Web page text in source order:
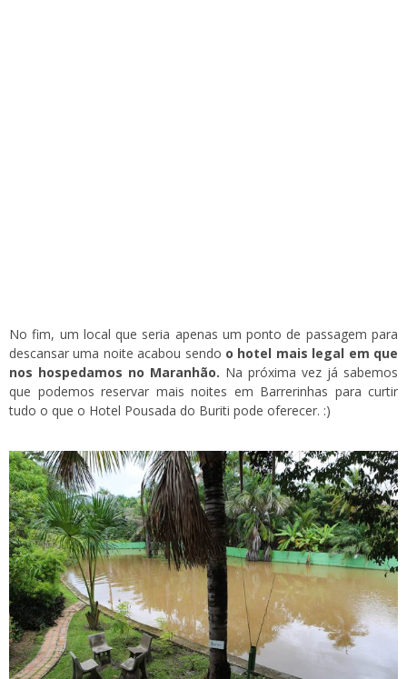
No fim, um local que seria apenas um ponto de passagem para
descansar uma noite acabou sendo o hotel mais legal em que
nos hospedamos no Maranhão. Na próxima vez já sabemos
que podemos reservar mais noites em Barrerinhas para curtir
tudo o que o Hotel Pousada do Buriti pode oferecer. :)